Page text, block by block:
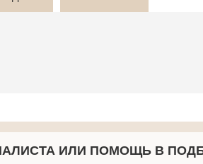
ИЛИ ПОМОЩЬ В